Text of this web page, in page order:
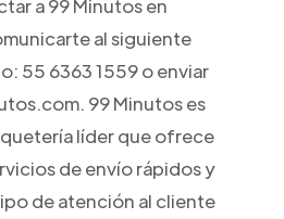
a 99 Minutos en
al siguiente
55 6363 1559 o enviar
99 Minutos es
líder que ofrece
de envío rápidos y
de atención al cliente